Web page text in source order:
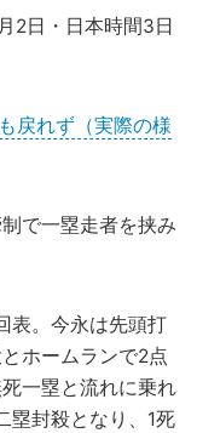
2日・日本時間3日
戻れず（実際の様
で一塁走者を挟み
表。今永は先頭打
ホームランで2点
一塁と流れに乗れ
塁封殺となり、1死